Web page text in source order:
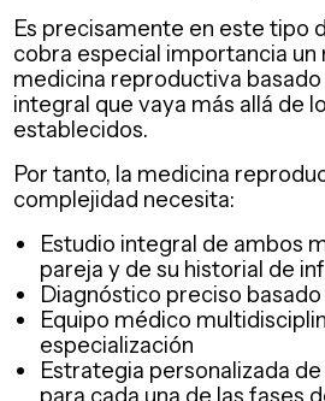
Es precisamente en este tipo
cobra especial importancia un
medicina reproductiva
integral que vaya más allá de
establecidos.
Por tanto, la medicina
complejidad necesita:
Estudio integral de ambos
pareja y de su historial de
Diagnóstico preciso
Equipo médico
especialización
Estrategia personalizada